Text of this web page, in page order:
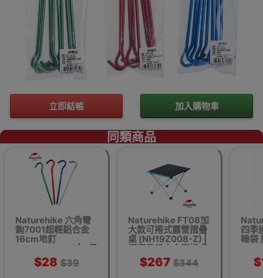
立即結帳 加入購物車
同類商品
Naturehike 六角彎
鉤7001超輕鋁合金
16cm地釘
(NH15A008-I) | 8只
裝
$28 $39
Naturehike FT08加
大款可捲式露營摺疊
桌 (NH19Z008-Z) |
極輕量鋁合金蛋捲桌
- 大碼黑色
$267 $344
四季
睡袋